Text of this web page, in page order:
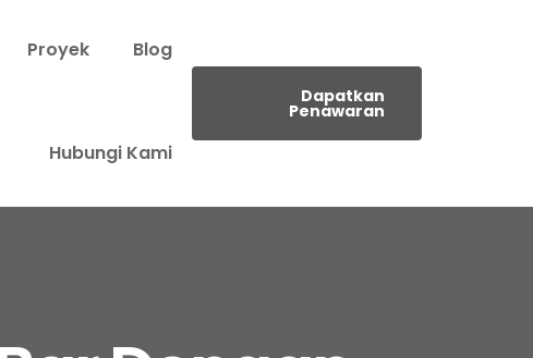
Proyek Blog
Hubungi Kami
Dapatkan
Penawaran